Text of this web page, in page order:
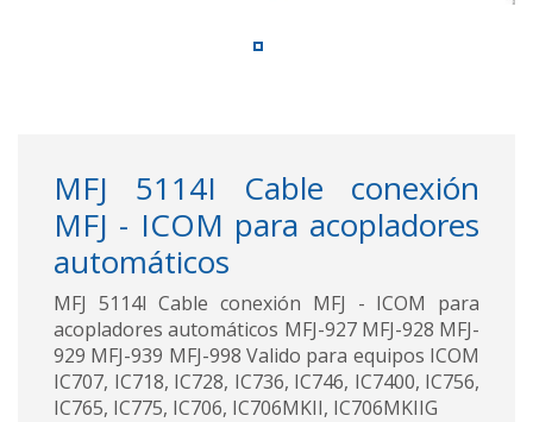
MFJ 5114I Cable conexión
MFJ - ICOM para acopladores
automáticos
MFJ 5114I Cable conexión MFJ - ICOM para
acopladores automáticos MFJ-927 MFJ-928 MFJ-
929 MFJ-939 MFJ-998 Valido para equipos ICOM
IC707, IC718, IC728, IC736, IC746, IC7400, IC756,
IC765, IC775, IC706, IC706MKII, IC706MKIIG